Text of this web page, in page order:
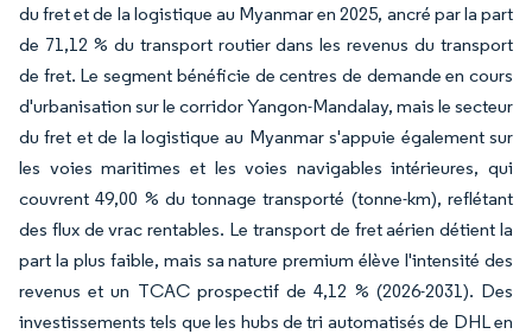
du fret et de la logistique au Myanmar en 2025, ancré par la part
de 71,12 % du transport routier dans les revenus du transport
de fret. Le segment bénéficie de centres de demande en cours
d'urbanisation sur le corridor Yangon-Mandalay, mais le secteur
du fret et de la logistique au Myanmar s'appuie également sur
les voies maritimes et les voies navigables intérieures, qui
couvrent 49,00 % du tonnage transporté (tonne-km), reflétant
des flux de vrac rentables. Le transport de fret aérien détient la
part la plus faible, mais sa nature premium élève l'intensité des
revenus et un TCAC prospectif de 4,12 % (2026-2031). Des
investissements tels que les hubs de tri automatisés de DHL en